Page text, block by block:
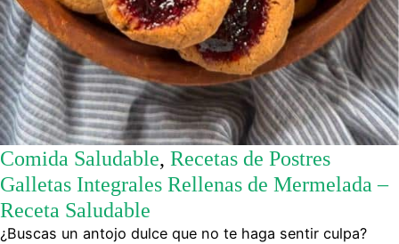
Comida Saludable, Recetas de Postres
Galletas Integrales Rellenas de Mermelada –
Receta Saludable
¿Buscas un antojo dulce que no te haga sentir culpa?